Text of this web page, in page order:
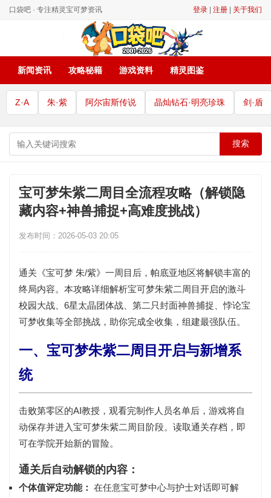
口袋吧 · 专注精灵宝可梦资讯 登录 注册 关于我们
新闻资讯 攻略秘籍 游戏资料 精灵图鉴
Z·A 朱·紫 阿尔宙斯传说 晶灿钻石·明亮珍珠 剑·盾
搜索
宝可梦朱紫二周目全流程攻略（解锁隐
藏内容+神兽捕捉+高难度挑战）
发布时间：2026-05-03 20:05
通关《宝可梦 朱/紫》一周目后，帕底亚地区将解锁丰富的
终局内容。本攻略详细解析宝可梦朱紫二周目开启的激斗
校园大战、6星太晶团体战、第二只封面神兽捕捉、悖论宝
可梦收集等全部挑战，助你完成全收集，组建最强队伍。
一、宝可梦朱紫二周目开启与新增系
统
击败第零区的AI教授，观看完制作人员名单后，游戏将自
动保存并进入宝可梦朱紫二周目阶段。读取通关存档，即
可在学院开始新的冒险。
通关后自动解锁的内容：
个体值评定功能： 在任意宝可梦中心与护士对话即可解